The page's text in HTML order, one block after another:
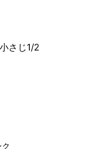
小さじ1/2